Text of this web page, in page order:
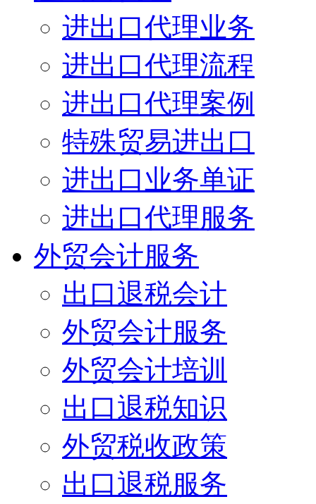
进出口代理业务
进出口代理流程
进出口代理案例
特殊贸易进出口
进出口业务单证
进出口代理服务
外贸会计服务
出口退税会计
外贸会计服务
外贸会计培训
出口退税知识
外贸税收政策
出口退税服务